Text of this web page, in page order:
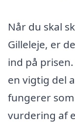
Når du skal
Gilleleje, er
ind på
en vigtig del
fungerer
vurdering af